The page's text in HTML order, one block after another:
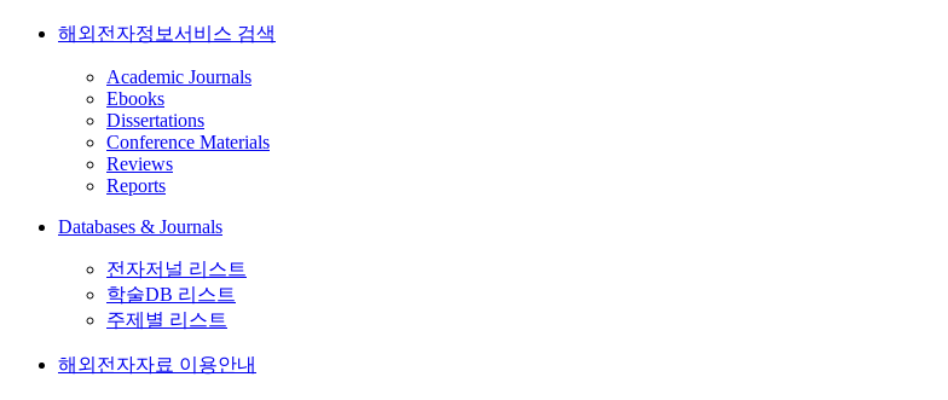
해외전자정보서비스 검색
Academic Journals
Ebooks
Dissertations
Conference Materials
Reviews
Reports
Databases & Journals
전자저널 리스트
학술DB 리스트
주제별 리스트
해외전자자료 이용안내